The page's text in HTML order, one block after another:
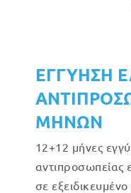
ΕΓΓΥΗΣΗ
ΜΗΝΩΝ
12+12 μήνες
αντιπροσωπείας
σε